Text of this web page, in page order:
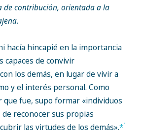
de contribución, orientada a la
hacía hincapié en la importancia
capaces de convivir
los demás, en lugar de vivir a
y el interés personal. Como
que fue, supo formar «individuos
reconocer sus propias
las virtudes de los demás».*1